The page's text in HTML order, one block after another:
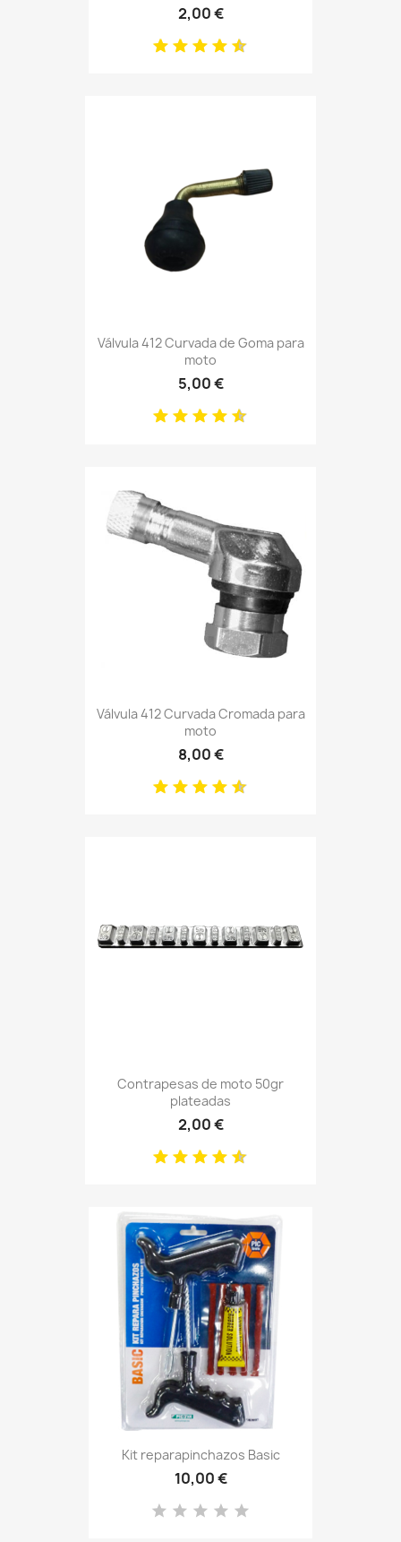
2,00 €
Válvula 412 Curvada de Goma para
moto
5,00 €
Válvula 412 Curvada Cromada para
moto
8,00 €
Contrapesas de moto 50gr
plateadas
2,00 €
Kit reparapinchazos Basic
10,00 €